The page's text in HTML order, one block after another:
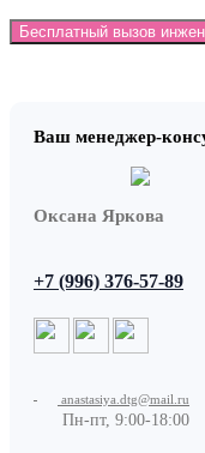
Бесплатный вызов
Ваш менеджер-
Оксана Яркова
+7 (996) 376-57-89
anastasiya.dtg@mail.ru
Пн-пт, 9:00-18:00